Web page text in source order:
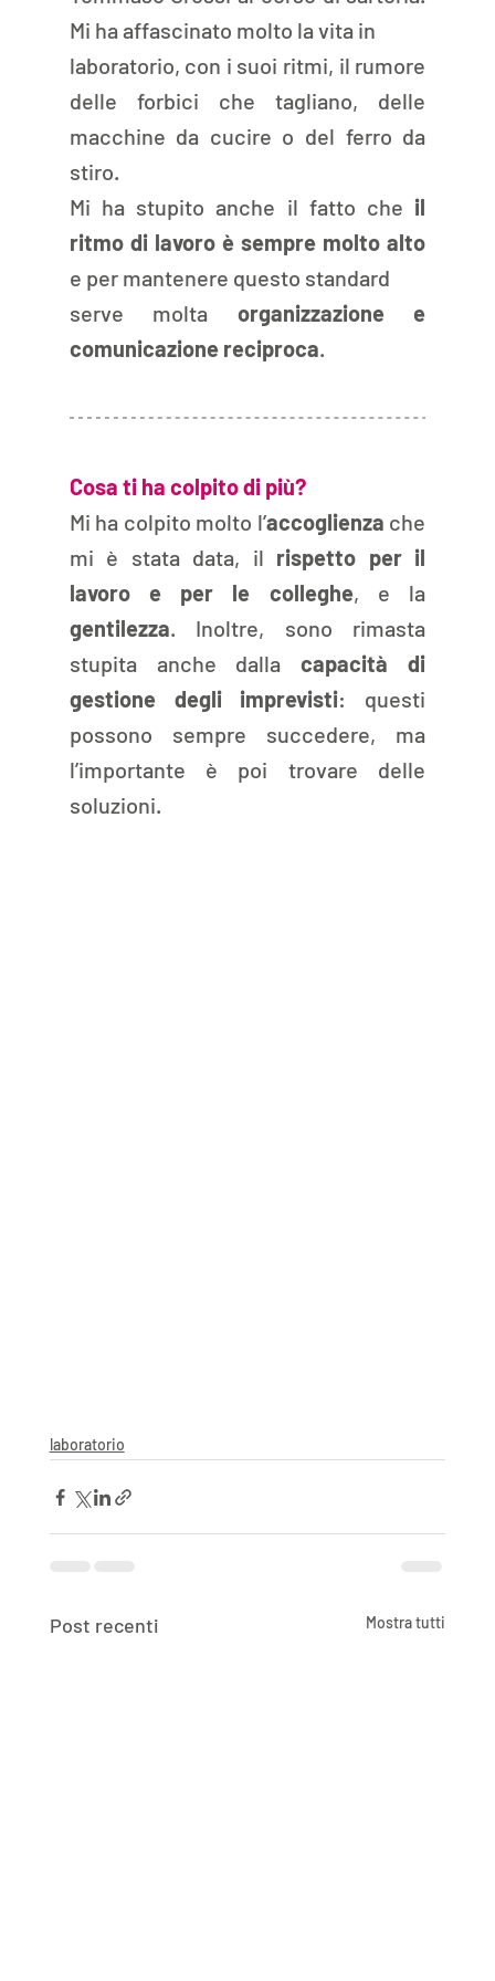
Mi ha affascinato molto la vita in
laboratorio, con i suoi ritmi, il rumore
delle forbici che tagliano, delle
macchine da cucire o del ferro da
stiro.
Mi ha stupito anche il fatto che il
e per mantenere questo standard
serve molta organizzazione e
comunicazione reciproca.
Cosa ti ha colpito di più?
Mi ha colpito molto l’accoglienza che
mi è stata data, il rispetto per il
lavoro e per le colleghe
gentilezza. Inoltre, sono rimasta
stupita anche dalla capacità di
gestione degli imprevisti: questi
possono sempre succedere, ma
l’importante è poi trovare delle
soluzioni.
laboratorio
Post recenti Mostra tutti